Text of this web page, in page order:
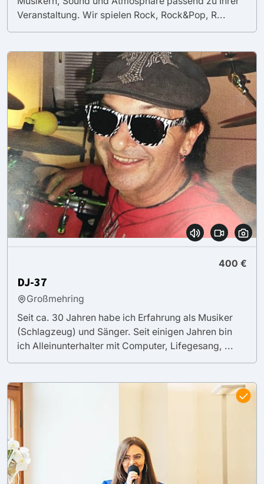
Veranstaltung. Wir spielen Rock, Rock&Pop, R...
400 €
DJ-37
Großmehring
Seit ca. 30 Jahren habe ich Erfahrung als Musiker
(Schlagzeug) und Sänger. Seit einigen Jahren bin
ich Alleinunterhalter mit Computer, Lifegesang, ...